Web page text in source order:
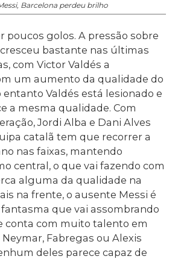
Barcelona perdeu brilho
poucos golos. A pressão sobre
bastante nas últimas
com Victor Valdés a
um aumento da qualidade do
entanto Valdés está lesionado e
a mesma qualidade. Com
Jordi Alba e Dani Alves
catalã tem que recorrer a
nas faixas, mantendo
central, o que vai fazendo com
alguma da qualidade na
na frente, o ausente Messi é
que vai assombrando
conta com muito talento em
Fabregas ou Alexis
deles parece capaz de